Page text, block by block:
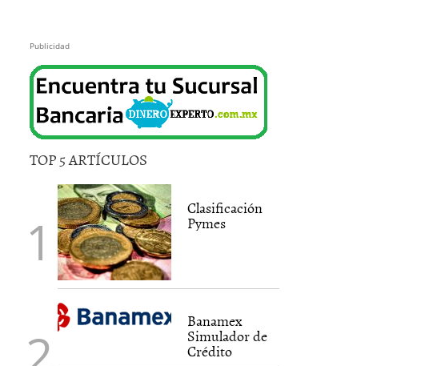
Publicidad
TOP 5 ARTÍCULOS
Clasificación
Pymes
Banamex
Simulador de
Crédito